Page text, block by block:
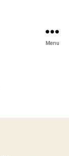
Menu